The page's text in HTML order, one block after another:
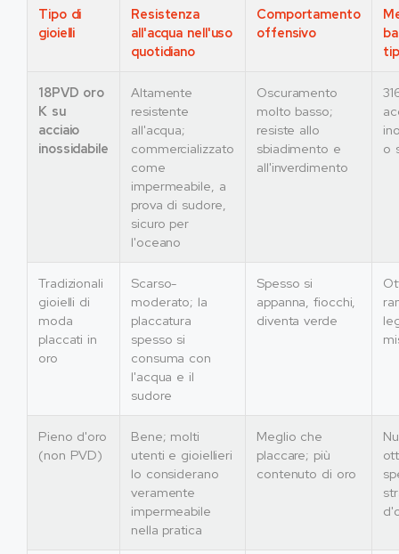
Tipo di
gioielli
Resistenza
all'acqua nell'uso
quotidiano
Comportamento
offensivo
18PVD oro
K su
acciaio
inossidabile
Altamente
resistente
all'acqua;
commercializzato
come
impermeabile, a
prova di sudore,
sicuro per
l'oceano
Oscuramento
molto basso;
resiste allo
sbiadimento e
all'inverdimento
o
Tradizionali
gioielli di
moda
placcati in
oro
Scarso-
moderato; la
placcatura
spesso si
consuma con
l'acqua e il
sudore
Spesso si
appanna, fiocchi,
diventa verde
Pieno d'oro
(non PVD)
Bene; molti
utenti e gioiellieri
lo considerano
veramente
impermeabile
nella pratica
Meglio che
placcare; più
contenuto di oro